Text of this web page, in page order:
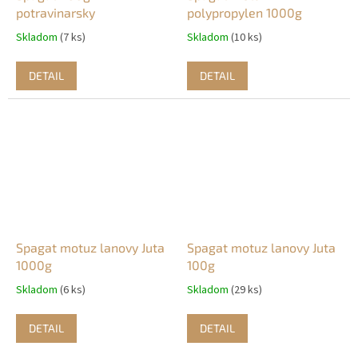
potravinarsky
Skladom (7 ks)
DETAIL
polypropylen 1000g
Skladom (10 ks)
DETAIL
Spagat motuz lanovy Juta
1000g
Skladom (6 ks)
DETAIL
Spagat motuz lanovy Juta
100g
Skladom (29 ks)
DETAIL